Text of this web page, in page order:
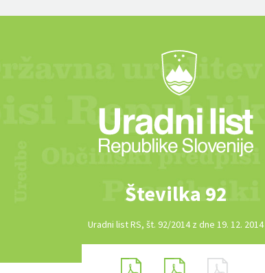
Številka 92
Uradni list RS, št. 92/2014 z dne 19. 12. 2014